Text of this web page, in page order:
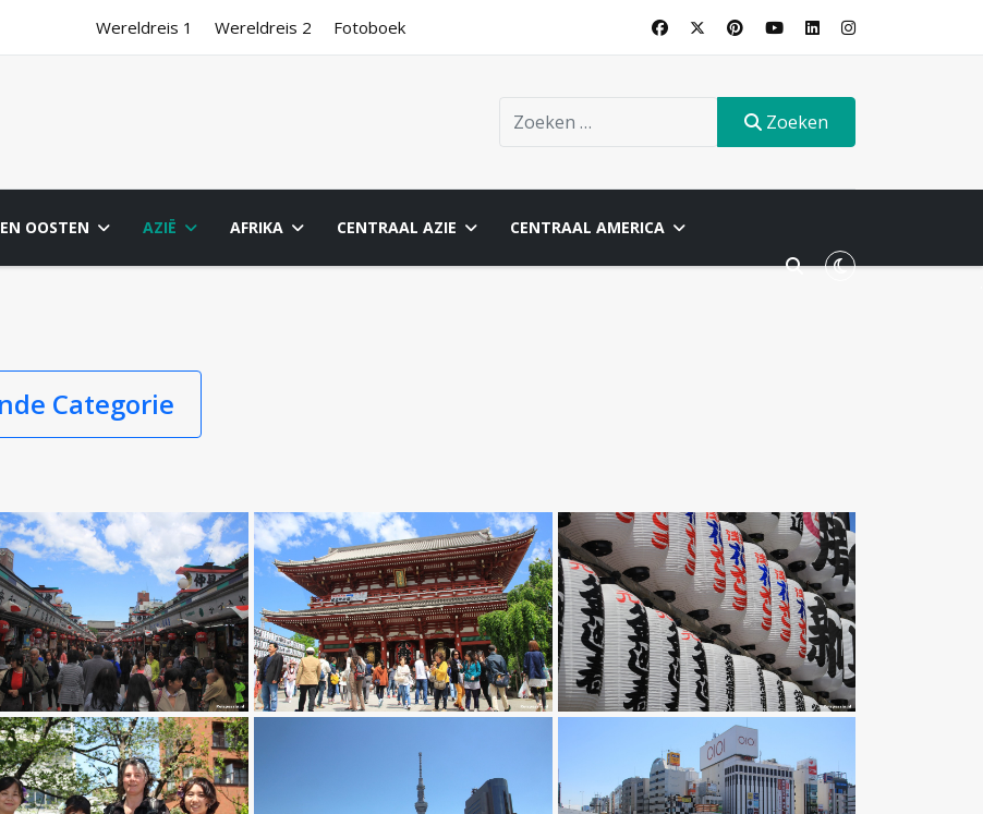
Wereldreis 1 Wereldreis 2 Fotoboek
Zoeken Zoeken
OOSTEN AZIË AFRIKA CENTRAAL AZIE CENTRAAL AMERICA
Categorie